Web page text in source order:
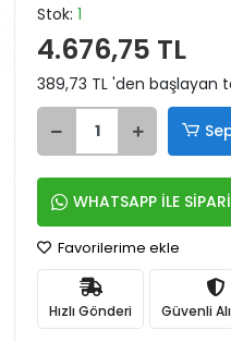
Stok: 1
4.676,75 TL
389,73 TL 'den başlayan
WHATSAPP İLE
Favorilerime ekle
Hızlı Gönderi Güvenli